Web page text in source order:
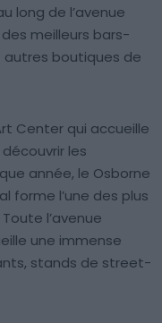
long de l’avenue
meilleurs bars-
boutiques de
Center qui accueille
les
année, le Osborne
forme l’une des plus
l’avenue
une immense
stands de street-